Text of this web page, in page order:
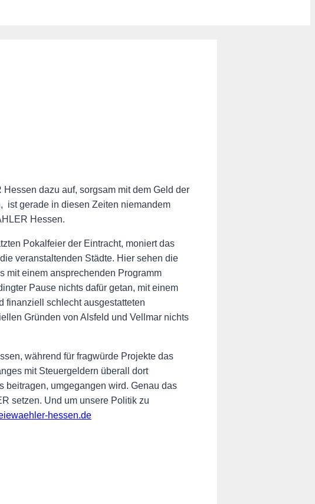
dazu auf, sorgsam mit dem Geld der
ist gerade in diesen Zeiten niemandem
Hessen.
Pokalfeier der Eintracht, moniert das
veranstaltenden Städte. Hier sehen die
mit einem ansprechenden Programm
Pause nichts dafür getan, mit einem
finanziell schlecht ausgestatteten
Gründen von Alsfeld und Vellmar nichts
während für fragwürde Projekte das
mit Steuergeldern überall dort
beitragen, umgegangen wird. Genau das
setzen. Und um unsere Politik zu
hessen.de